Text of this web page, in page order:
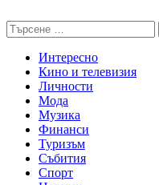
to
content
Търсене
за:
Интересно
Кино и телевизия
Личности
Мода
Музика
Финанси
Туризъм
Събития
Спорт